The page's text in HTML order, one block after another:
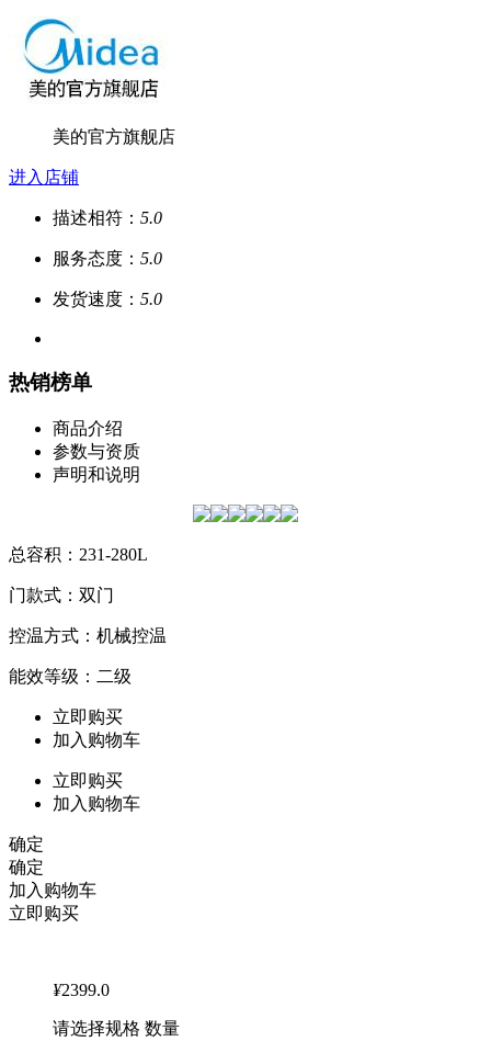
美的官方旗舰店
进入店铺
描述相符： 5.0
服务态度： 5.0
发货速度： 5.0
热销榜单
商品介绍
参数与资质
声明和说明
总容积：231-280L
门款式：双门
控温方式：机械控温
能效等级：二级
立即购买
加入购物车
立即购买
加入购物车
确定
确定
加入购物车
立即购买
¥2399.0
请选择规格 数量